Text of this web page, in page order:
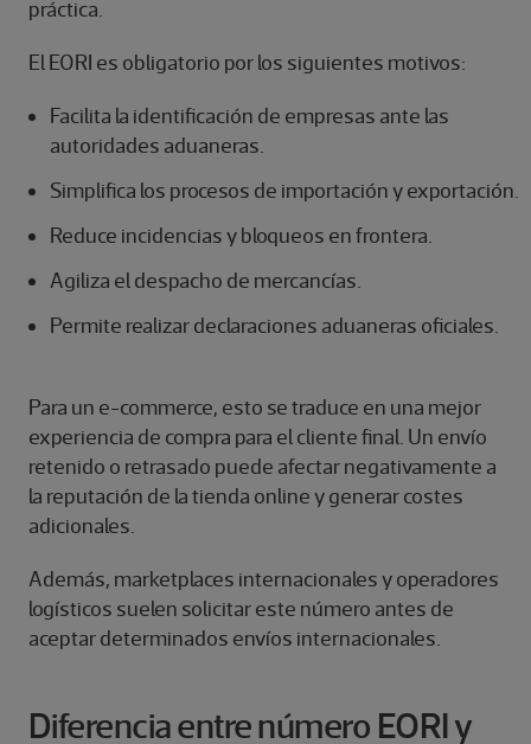
práctica.
El EORI es obligatorio por los siguientes motivos:
Facilita la identificación de empresas ante las
autoridades aduaneras.
Simplifica los procesos de importación y exportación.
Reduce incidencias y bloqueos en frontera.
Agiliza el despacho de mercancías.
Permite realizar declaraciones aduaneras oficiales.
Para un e-commerce, esto se traduce en una mejor
experiencia de compra para el cliente final. Un envío
retenido o retrasado puede afectar negativamente a
la reputación de la tienda online y generar costes
adicionales.
Además, marketplaces internacionales y operadores
logísticos suelen solicitar este número antes de
aceptar determinados envíos internacionales.
Diferencia entre número EORI y